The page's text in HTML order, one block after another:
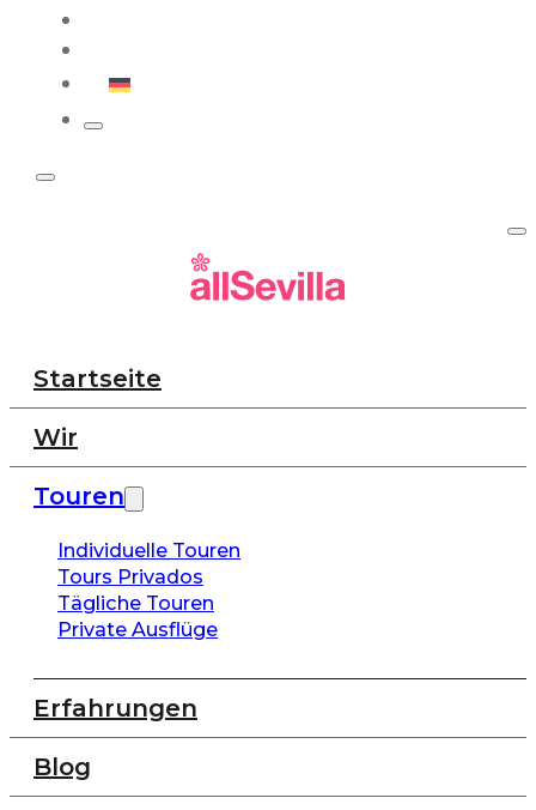
Startseite
Wir
Touren
Individuelle Touren
Tours Privados
Tägliche Touren
Private Ausflüge
Erfahrungen
Blog